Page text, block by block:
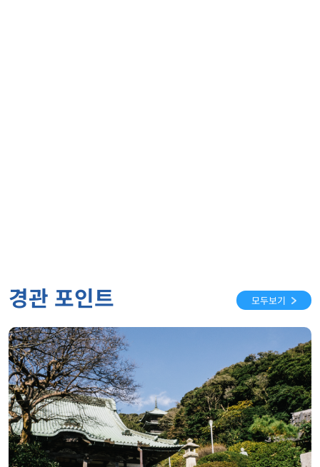
경관 포인트 모두보기